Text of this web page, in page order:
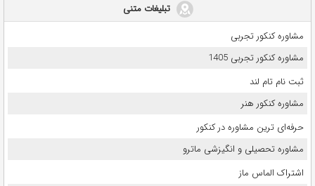
تبلیغات متنی
مشاوره کنکور تجربی
مشاوره کنکور تجربی 1405
ثبت نام تام لند
مشاوره کنکور هنر
حرفه‌ای ترین مشاوره در کنکور
مشاوره تحصیلی و انگیزشی ماترو
اشتراک الماس ماز